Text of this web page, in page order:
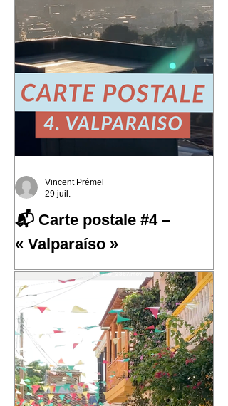
📬 Carte postale #4 –
« Valparaíso »
📬 Carte postale #4 – « Valparaíso »
📍 Expédiée de : Valparaíso, Chili
Cette quatrième carte postale nous
emmène au Chili, dans l'une des villes
qui m'a le plus marqué : Valparaíso.
Une ville portuaire cabossée, vibrante,
profondément attachante. Une ville qui
regarde l'océan Pacifique depuis ses
Vincent Prémel
29 juil.